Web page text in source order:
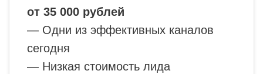
от 35 000 рублей
— Одни из эффективных каналов
сегодня
— Низкая стоимость лида